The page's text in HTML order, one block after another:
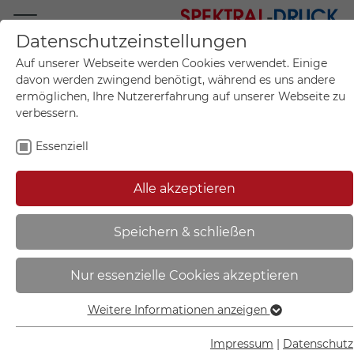
Mo.-Fr. 09:00-17:00
+49 (0)711 55 75 25
Mein Konto
Mein Warenkorb
Sie sind hier: Start
Individuell gefertigtes
Praxis-/Kanzleischild |
Einscheiben-Sicherheitsglas 8 mm
transparent, Ecken spitz, 4
Datenschutzeinstellungen
Auf unserer Webseite werden Cookies verwendet. Einige
davon werden zwingend benötigt, während es uns andere
ermöglichen, Ihre Nutzererfahrung auf unserer Webseite zu
verbessern.
Essenziell
Alle akzeptieren
Speichern & schließen
Nur essenzielle Cookies akzeptieren
Essenziell
Essenzielle Cookies werden für grundlegende Funktionen
Weitere Informationen anzeigen
Impressum Datenschutz